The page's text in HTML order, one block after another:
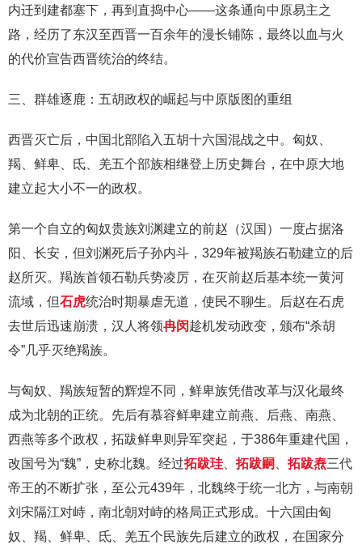
内迁到建都塞下，再到直捣中心——这条通向中原易主之
路，经历了东汉至西晋一百余年的漫长铺陈，最终以血与火
的代价宣告西晋统治的终结。
三、群雄逐鹿：五胡政权的崛起与中原版图的重组
西晋灭亡后，中国北部陷入五胡十六国混战之中。匈奴、
羯、鲜卑、氐、羌五个部族相继登上历史舞台，在中原大地
建立起大小不一的政权。
第一个自立的匈奴贵族刘渊建立的前赵（汉国）一度占据洛
阳、长安，但刘渊死后子孙内斗，329年被羯族石勒建立的后
赵所灭。羯族首领石勒兵势凌厉，在灭前赵后基本统一黄河
流域，但石虎统治时期暴虐无道，使民不聊生。后赵在石虎
去世后迅速崩溃，汉人将领冉闵趁机发动政变，颁布“杀胡
令”几乎灭绝羯族。
与匈奴、羯族短暂的辉煌不同，鲜卑族凭借改革与汉化最终
成为北朝的正统。先后有慕容鲜卑建立前燕、后燕、南燕、
西燕等多个政权，拓跋鲜卑则异军突起，于386年重建代国，
改国号为“魏”，史称北魏。经过拓跋珪 拓跋嗣 拓跋焘三代
帝王的不断扩张，至公元439年，北魏终于统一北方，与南朝
刘宋隔江对峙，南北朝对峙的格局正式形成。十六国由匈
奴、羯、鲜卑、氐、羌五个民族先后建立的政权，在国家分